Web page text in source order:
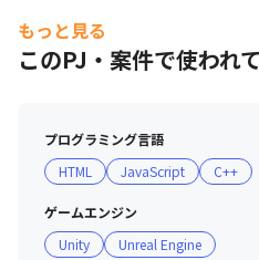
もっと見る
このPJ・案件で使われ
プログラミング言語
HTML
JavaScript C++
ゲームエンジン
Unity
Unreal Engine